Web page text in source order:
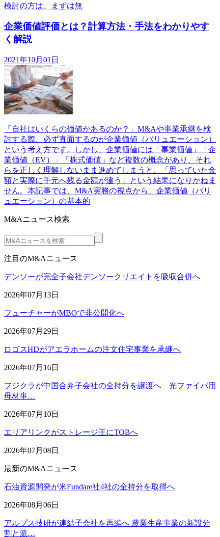
検討の方は、まずは無
企業価値評価とは？計算方法・手法をわかりやす
く解説
2021年10月01日
「自社はいくらの価値があるのか？」M&Aや事業承継を検
討する際、必ず直面するのが企業価値（バリュエーション）
という考え方です。しかし、企業価値には「事業価値」「企
業価値（EV）」「株式価値」など複数の概念があり、それ
らを正しく理解しないまま進めてしまうと、「思っていた金
額と実際に手元へ残る金額が違う」という結果になりかねま
せん。本記事では、M&A実務の視点から、企業価値（バリ
ュエーション）の基本的
M&Aニュース検索
注目のM&Aニュース
デンソーが完全子会社デンソークリエイトを吸収合併へ
2026年07月13日
フューチャーがMBOで非公開化へ
2026年07月29日
ロゴスHDがアエラホームの注文住宅事業を承継へ
2026年07月16日
フジクラが中国合弁子会社の全持分を譲渡へ 光ファイバ用
母材事…
2026年07月10日
エリアリンクがストレージ王にTOBへ
2026年07月08日
最新のM&Aニュース
石油資源開発が米Fundare社4社の全持分を取得へ
2026年08月06日
アルプス技研が連結子会社を再編へ 農業生産事業の新設分
割と派…